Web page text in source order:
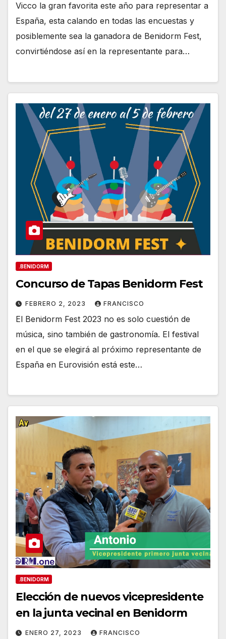
Vicco la gran favorita este año para representar a
España, esta calando en todas las encuestas y
posiblemente sea la ganadora de Benidorm Fest,
convirtiéndose así en la representante para…
.BENIDORM
Concurso de Tapas Benidorm Fest
FEBRERO 2, 2023 FRANCISCO
El Benidorm Fest 2023 no es solo cuestión de
música, sino también de gastronomía. El festival
en el que se elegirá al próximo representante de
España en Eurovisión está este…
.BENIDORM
Elección de nuevos vicepresidente
en la junta vecinal en Benidorm
ENERO 27, 2023 FRANCISCO